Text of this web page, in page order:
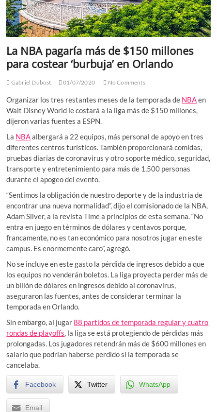
La NBA pagaría más de $150 millones
para costear ‘burbuja’ en Orlando
Gabriel Dubost 01/07/2020 No Comments
Organizar los tres restantes meses de la temporada de NBAen
Walt Disney World le costará a la liga más de $150 millones,
dijeron varias fuentes a ESPN.
La NBAalbergará a 22 equipos, más personal de apoyo en tres
diferentes centros turísticos. También proporcionará comidas,
pruebas diarias de coronavirus y otro soporte médico, seguridad,
transporte y entretenimiento para más de 1,500 personas
durante el apogeo del evento.
“Sentimos la obligación de nuestro deporte y de la industria de
encontrar una nueva normalidad”, dijo el comisionado de la NBA,
Adam Silver, a la revista Time a principios de esta semana. “No
entra en juego en términos de dólares y centavos porque,
francamente, no es tan económico para nosotros jugar en este
campus. Es enormemente caro”, agregó.
No se incluye en este gasto la pérdida de ingresos debido a que
los equipos no venderán boletos. La liga proyecta perder más de
un billón de dólares en ingresos debido al coronavirus,
aseguraron las fuentes, antes de considerar terminar la
temporada en Orlando.
Sin embargo, al jugar88 partidos de temporada regular y cuatro
rondas de playoffs, la liga se está protegiendo de pérdidas más
prolongadas. Los jugadores retendrán más de $600 millones en
salario que podrían haberse perdido si la temporada se
cancelaba.
Facebook Twitter WhatsApp
Email